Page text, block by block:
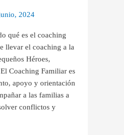
2024
qué es el coaching
llevar el coaching a la
Héroes,
Coaching Familiar es
apoyo y orientación
a las familias a
conflictos y